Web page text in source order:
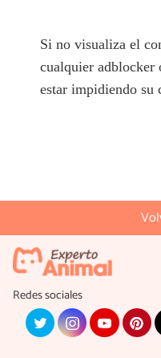
Si no visualiza el
cualquier adblocker
estar impidiendo su
Redes sociales